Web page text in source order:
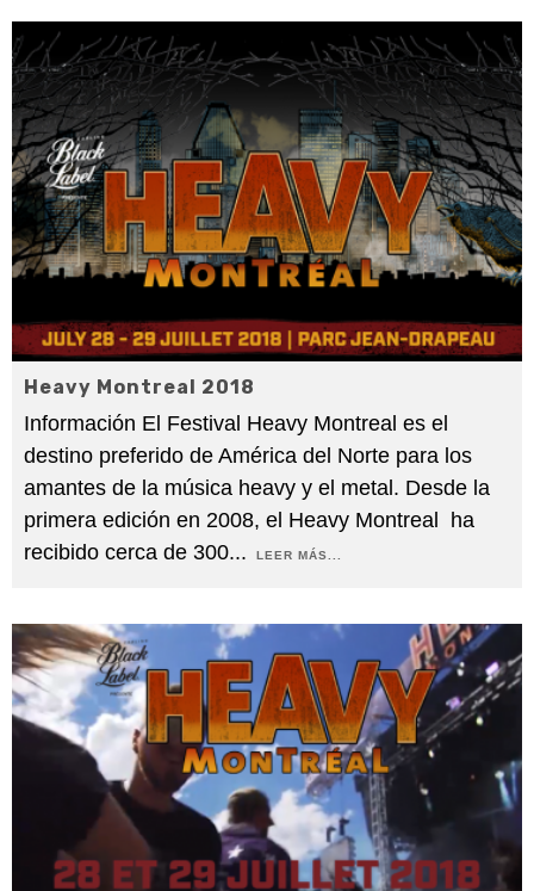
Heavy Montreal 2018
Información El Festival Heavy Montreal es el
destino preferido de América del Norte para los
amantes de la música heavy y el metal. Desde la
primera edición en 2008, el Heavy Montreal ha
recibido cerca de 300... LEER MÁS...